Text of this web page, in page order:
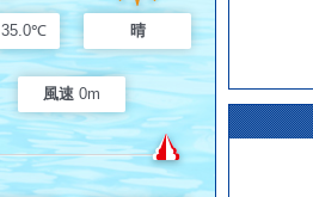
35.0℃ 晴
風速 0m